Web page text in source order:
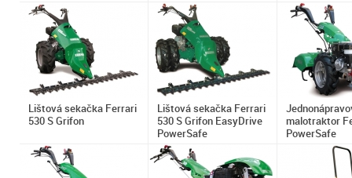
Lištová sekačka Ferrari
530 S Grifon
Lištová sekačka Ferrari
530 S Grifon EasyDrive
PowerSafe
malotraktor
PowerSafe